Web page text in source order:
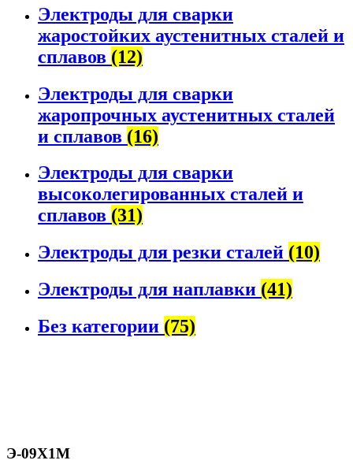
Электроды для сварки
жаростойких аустенитных сталей и
сплавов (12)
Электроды для сварки
жаропрочных аустенитных сталей
и сплавов (16)
Электроды для сварки
высоколегированных сталей и
сплавов (31)
Электроды для резки сталей (10)
Электроды для наплавки (41)
Без категории (75)
Э-09Х1М